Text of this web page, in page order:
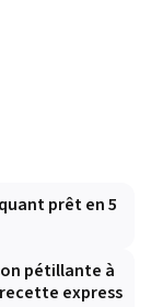
prêt en 5
pétillante à
express